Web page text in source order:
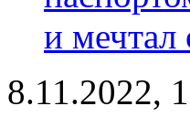
и мечтал
8.11.2022,